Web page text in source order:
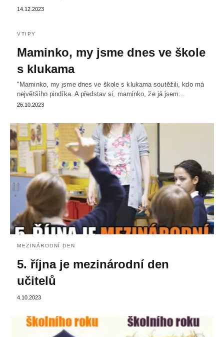
14.12.2023
VTIPY
Maminko, my jsme dnes ve škole
s klukama
"Maminko, my jsme dnes ve škole s klukama soutěžili, kdo má
největšího pindíka. A představ si, maminko, že já jsem…
26.10.2023
MEZINÁRODNÍ DEN
5. října je mezinárodní den
učitelů
4.10.2023